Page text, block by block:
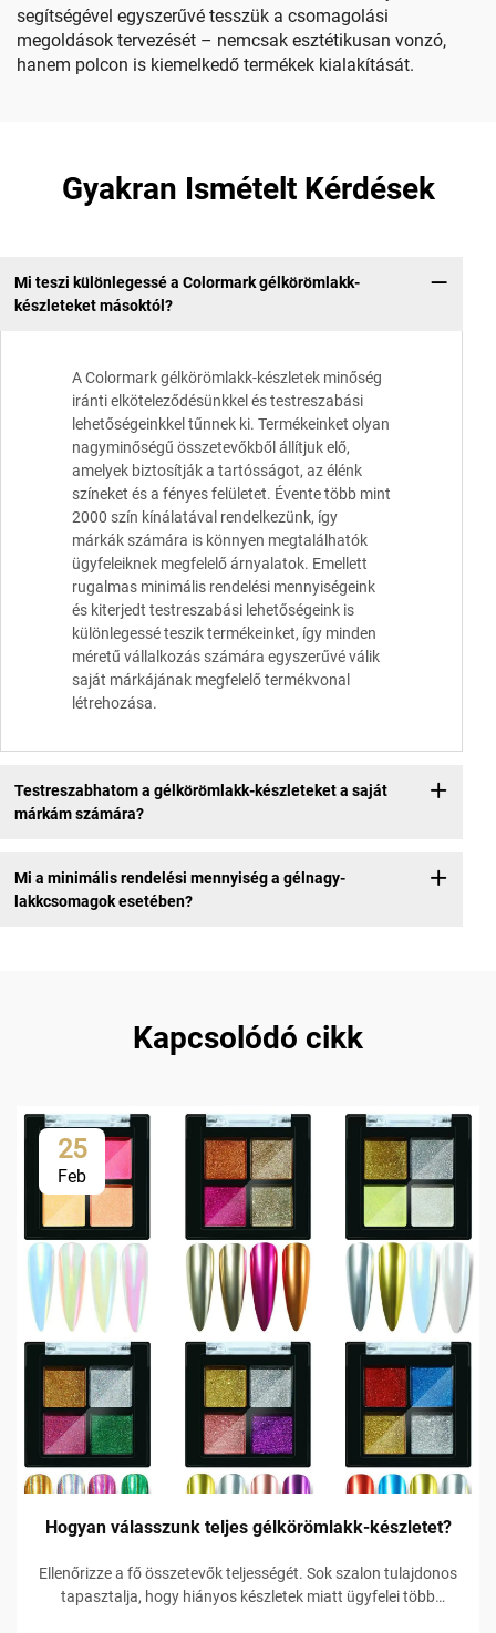
segítségével egyszerűvé tesszük a csomagolási
megoldások tervezését – nemcsak esztétikusan vonzó,
hanem polcon is kiemelkedő termékek kialakítását.
Gyakran Ismételt Kérdések
Mi teszi különlegessé a Colormark gélkörömlakk-
készleteket másoktól?
A Colormark gélkörömlakk-készletek minőség
iránti elköteleződésünkkel és testreszabási
lehetőségeinkkel tűnnek ki. Termékeinket olyan
nagyminőségű összetevőkből állítjuk elő,
amelyek biztosítják a tartósságot, az élénk
színeket és a fényes felületet. Évente több mint
2000 szín kínálatával rendelkezünk, így
márkák számára is könnyen megtalálhatók
ügyfeleiknek megfelelő árnyalatok. Emellett
rugalmas minimális rendelési mennyiségeink
és kiterjedt testreszabási lehetőségeink is
különlegessé teszik termékeinket, így minden
méretű vállalkozás számára egyszerűvé válik
saját márkájának megfelelő termékvonal
létrehozása.
Testreszabhatom a gélkörömlakk-készleteket a saját
márkám számára?
Mi a minimális rendelési mennyiség a gélnagy-
lakkcsomagok esetében?
Kapcsolódó cikk
25
Feb
Hogyan válasszunk teljes gélkörömlakk-készletet?
Ellenőrizze a fő összetevők teljességét. Sok szalon tulajdonos
tapasztalja, hogy hiányos készletek miatt ügyfelei több